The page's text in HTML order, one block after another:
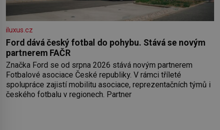
iluxus.cz
Ford dává český fotbal do pohybu. Stává se novým
partnerem FAČR
Značka Ford se od srpna 2026 stává novým partnerem
Fotbalové asociace České republiky. V rámci tříleté
spolupráce zajistí mobilitu asociace, reprezentačních týmů i
českého fotbalu v regionech. Partner